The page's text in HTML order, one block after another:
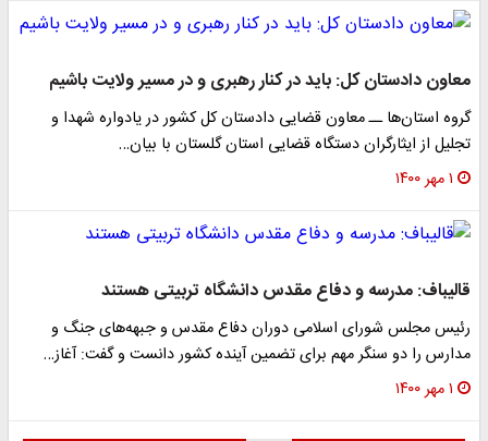
معاون دادستان کل: باید در کنار رهبری و در مسیر ولایت باشیم
گروه استان‌ها ــ معاون قضایی دادستان کل کشور در یادواره شهدا و
تجلیل از ایثارگران دستگاه قضایی استان گلستان با بیان…
۱ مهر ۱۴۰۰
قالیباف: مدرسه و دفاع مقدس دانشگاه تربیتی هستند
رئیس مجلس شورای اسلامی دوران دفاع مقدس و جبهه‌های جنگ و
مدارس را دو سنگر مهم برای تضمین آینده کشور دانست و گفت: آغاز…
۱ مهر ۱۴۰۰